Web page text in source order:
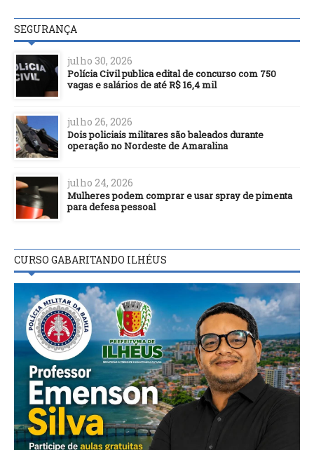
SEGURANÇA
julho 30, 2026
Polícia Civil publica edital de concurso com 750
vagas e salários de até R$ 16,4 mil
julho 26, 2026
Dois policiais militares são baleados durante
operação no Nordeste de Amaralina
julho 24, 2026
Mulheres podem comprar e usar spray de pimenta
para defesa pessoal
CURSO GABARITANDO ILHÉUS